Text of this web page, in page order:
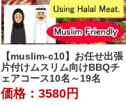
【muslim-c10】お任せ出張
片付けムスリム向けBBQチ
ェアコース10名～19名
価格：3580円